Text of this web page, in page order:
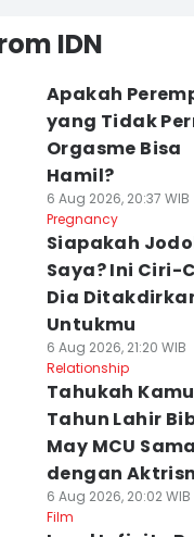
IDN
Apakah
yang Tidak
Orgasme Bisa
Hamil?
6 Aug 2026, 20:37 WIB
Pregnancy
Siapakah
Saya? Ini Ciri-
Dia
Untukmu
6 Aug 2026, 21:20 WIB
Relationship
Tahukah
Tahun Lahir
May MCU Sama
dengan
6 Aug 2026, 20:02 WIB
Film